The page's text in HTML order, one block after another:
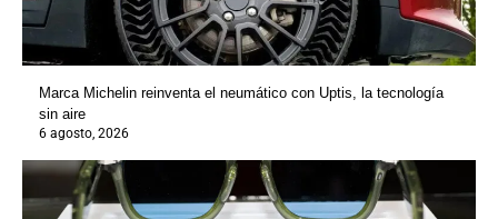
Marca Michelin reinventa el neumático con Uptis, la tecnología
sin aire
6 agosto, 2026